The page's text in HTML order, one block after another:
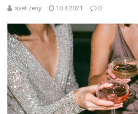
svet zeny 10.4.2021 0